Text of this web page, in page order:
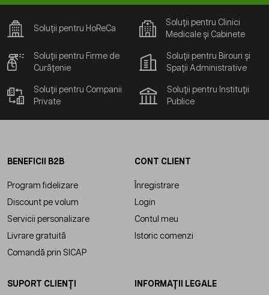
Soluții pentru HoReCa
Soluții pentru Clinici
Medicale și Cabinete
Soluții pentru Firme de
Curățenie
Soluții pentru Birouri și
Spații Administrative
Soluții pentru Companii
Private
Soluții pentru Instituții
Publice
BENEFICII B2B
Program fidelizare
Discount pe volum
Servicii personalizare
Livrare gratuită
Comandă prin SICAP
CONT CLIENT
Înregistrare
Login
Contul meu
Istoric comenzi
SUPORT CLIENȚI INFORMAȚII LEGALE